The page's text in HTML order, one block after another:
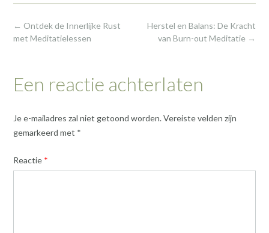
Post
navigation
Herstel en Balans: De Kracht
van Burn-out Meditatie →
← Ontdek de Innerlijke Rust
met Meditatielessen
Een reactie achterlaten
Je e-mailadres zal niet getoond worden.Vereiste velden zijn
gemarkeerd met *
Reactie *